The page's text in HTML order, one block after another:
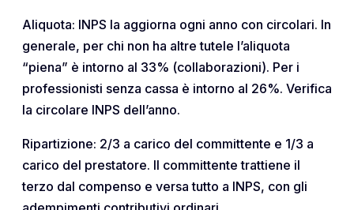
Aliquota: INPS la aggiorna ogni anno con circolari. In
generale, per chi non ha altre tutele l’aliquota
“piena” è intorno al 33% (collaborazioni). Per i
professionisti senza cassa è intorno al 26%. Verifica
la circolare INPS dell’anno.
Ripartizione: 2/3 a carico del committente e 1/3 a
carico del prestatore. Il committente trattiene il
terzo dal compenso e versa tutto a INPS, con gli